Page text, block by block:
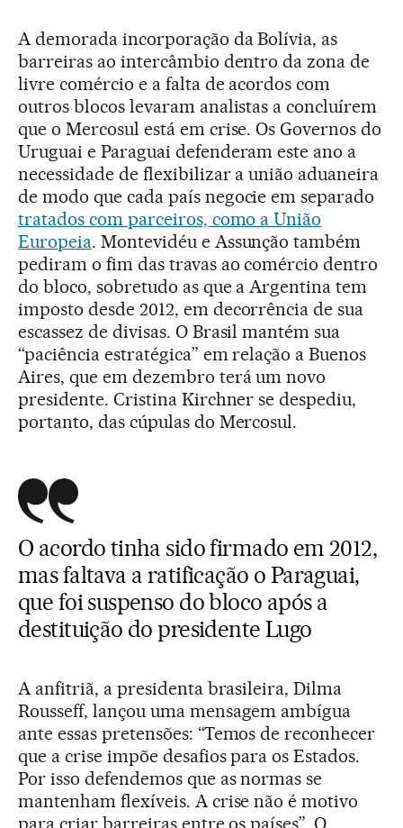
A demorada incorporação da Bolívia, as
barreiras ao intercâmbio dentro da zona de
livre comércio e a falta de acordos com
outros blocos levaram analistas a concluírem
que o Mercosul está em crise. Os Governos do
Uruguai e Paraguai defenderam este ano a
necessidade de flexibilizar a união aduaneira
de modo que cada país negocie em separado
tratados com parceiros, como a União
Europeia. Montevidéu e Assunção também
pediram o fim das travas ao comércio dentro
do bloco, sobretudo as que a Argentina tem
imposto desde 2012, em decorrência de sua
escassez de divisas. O Brasil mantém sua
“paciência estratégica” em relação a Buenos
Aires, que em dezembro terá um novo
presidente. Cristina Kirchner se despediu,
portanto, das cúpulas do Mercosul.
O acordo tinha sido firmado em 2012,
mas faltava a ratificação o Paraguai,
que foi suspenso do bloco após a
destituição do presidente Lugo
A anfitriã, a presidenta brasileira, Dilma
Rousseff, lançou uma mensagem ambígua
ante essas pretensões: “Temos de reconhecer
que a crise impõe desafios para os Estados.
Por isso defendemos que as normas se
mantenham flexíveis. A crise não é motivo
para criar barreiras entre os países”. O